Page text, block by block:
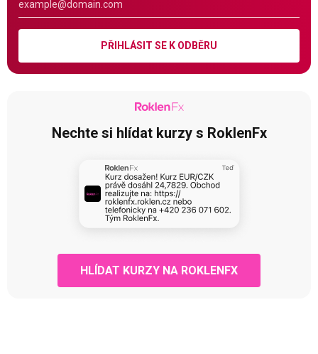
PŘIHLÁSIT SE K ODBĚRU
Nechte si hlídat kurzy s RoklenFx
HLÍDAT KURZY NA ROKLENFX